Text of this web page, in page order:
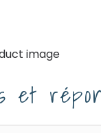
et